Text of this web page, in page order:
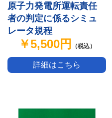
原子力発電所運転責任
者の判定に係るシミュ
レータ規程
￥5,500円 （税込）
詳細はこちら